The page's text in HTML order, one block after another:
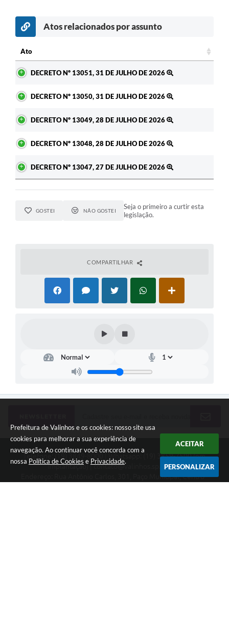
Prefeitura de Valinhos e os cookies: nosso site usa
cookies para melhorar a sua experiência de
navegação. Ao continuar você concorda com a
nossa Política de Cookies e Privacidade.
ACEITAR
PERSONALIZAR
Atos relacionados por assunto
Ato
DECRETO Nº 13051, 31 DE JULHO DE 2026
DECRETO Nº 13050, 31 DE JULHO DE 2026
DECRETO Nº 13049, 28 DE JULHO DE 2026
DECRETO Nº 13048, 28 DE JULHO DE 2026
DECRETO Nº 13047, 27 DE JULHO DE 2026
GOSTEI NÃO GOSTEI
Seja o primeiro a curtir esta
legislação.
COMPARTILHAR
Telefone: (19) 3849-8000 | Whatsapp: (19) 3859-7500 (em
implantação) | contato@valinhos.sp.gov.br
Endereço: Rua Antônio Carlos, 301, Paço Municipal, Centro -